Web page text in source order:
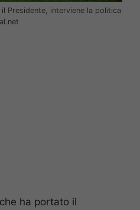
Presidente, interviene la politica
ha portato il